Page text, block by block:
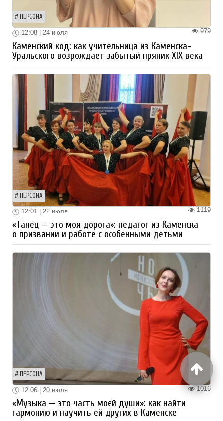
ПЕРСОНА
979
12:08 | 24 июля
Каменский код: как учительница из Каменска-
Уральского возрождает забытый пряник XIX века
ПЕРСОНА
1119
12:01 | 22 июля
«Танец — это моя дорога»: педагог из Каменска
о призвании и работе с особенными детьми
ПЕРСОНА
1016
12:06 | 20 июля
«Музыка — это часть моей души»: как найти
гармонию и научить ей других в Каменске